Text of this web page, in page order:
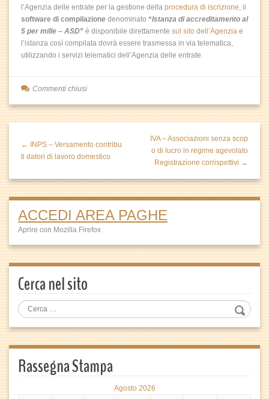
l’Agenzia delle entrate per la gestione della procedura di iscrizione, il
software di compilazione denominato “Istanza di accreditamento al
5 per mille – ASD” è disponibile direttamente sul sito dell’Agenzia e
l’istanza così compilata dovrà essere trasmessa in via telematica,
utilizzando i servizi telematici dell’Agenzia delle entrate.
Commenti chiusi
← INPS – Versamento contribu
ti datori di lavoro domestico
IVA – Associazioni senza scop
o di lucro in regime agevolato
Registrazione corrispettivi →
ACCEDI AREA PAGHE
Aprire con Mozilla Firefox
Cerca nel sito
Rassegna Stampa
Agosto 2026